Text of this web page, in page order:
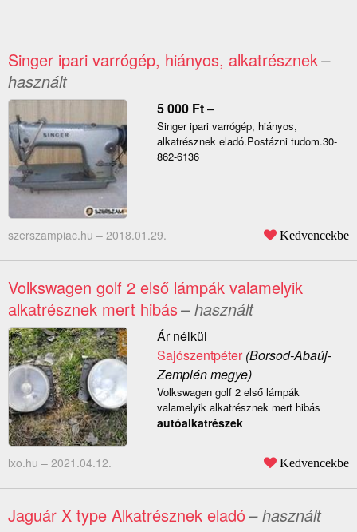
Singer ipari varrógép, hiányos, alkatrésznek–
használt
5 000 Ft–
Singer ipari varrógép, hiányos,
alkatrésznek eladó.Postázni tudom.30-
862-6136
szerszampiac.hu – 2018.01.29. Kedvencekbe
Volkswagen golf 2 első lámpák valamelyik
alkatrésznek mert hibás– használt
Ár nélkül
Sajószentpéter(Borsod-Abaúj-
Zemplén megye)
Volkswagen golf 2 első lámpák
valamelyik alkatrésznek mert hibás
autóalkatrészek
lxo.hu – 2021.04.12. Kedvencekbe
Jaguár X type Alkatrésznek eladó– használt